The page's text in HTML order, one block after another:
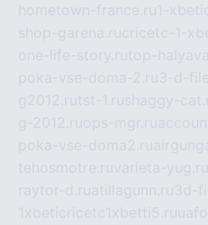
hometown-france.ru1-
shop-garena.rucricetc-1-
one-life-story.rutop-
poka-vse-doma-2.ru3-d-
g2012.rutst-1.rushaggy-
g-2012.ruops-mgr.ru
poka-vse-doma2.ru
tehosmotre.ruvarieta-yug.ru
raytor-d.ruatillagunn.ru3d-
1xbeticricetc1xbetti5.ru